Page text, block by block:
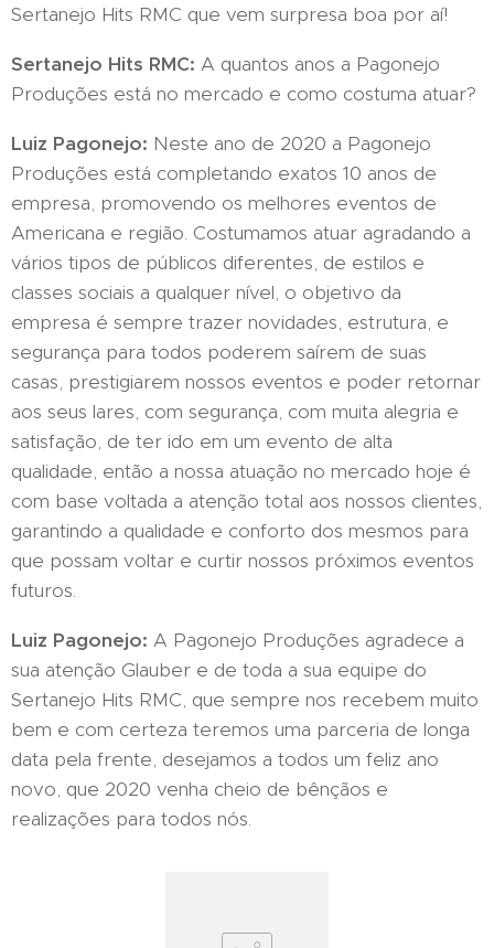
Sertanejo Hits RMC que vem surpresa boa por aí!
Sertanejo Hits RMC: A quantos anos a Pagonejo
Produções está no mercado e como costuma atuar?
Luiz Pagonejo: Neste ano de 2020 a Pagonejo
Produções está completando exatos 10 anos de
empresa, promovendo os melhores eventos de
Americana e região. Costumamos atuar agradando a
vários tipos de públicos diferentes, de estilos e
classes sociais a qualquer nível, o objetivo da
empresa é sempre trazer novidades, estrutura, e
segurança para todos poderem saírem de suas
casas, prestigiarem nossos eventos e poder retornar
aos seus lares, com segurança, com muita alegria e
satisfação, de ter ido em um evento de alta
qualidade, então a nossa atuação no mercado hoje é
com base voltada a atenção total aos nossos clientes,
garantindo a qualidade e conforto dos mesmos para
que possam voltar e curtir nossos próximos eventos
futuros.
Luiz Pagonejo: A Pagonejo Produções agradece a
sua atenção Glauber e de toda a sua equipe do
Sertanejo Hits RMC, que sempre nos recebem muito
bem e com certeza teremos uma parceria de longa
data pela frente, desejamos a todos um feliz ano
novo, que 2020 venha cheio de bênçãos e
realizações para todos nós.